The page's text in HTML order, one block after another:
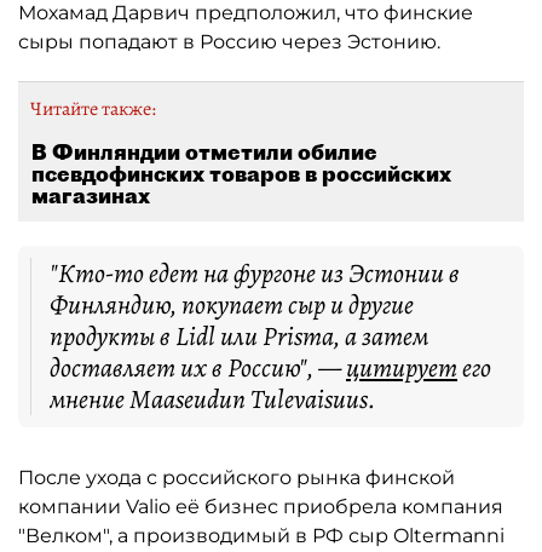
Мохамад Дарвич предположил, что финские
сыры попадают в Россию через Эстонию.
Читайте также:
В Финляндии отметили обилие
псевдофинских товаров в российских
магазинах
"Кто-то едет на фургоне из Эстонии в
Финляндию, покупает сыр и другие
продукты в Lidl или Prisma, а затем
доставляет их в Россию", —цитируетего
мнение Maaseudun Tulevaisuus.
После ухода с российского рынка финской
компании Valio её бизнес приобрела компания
"Велком", а производимый в РФ сыр Oltermanni